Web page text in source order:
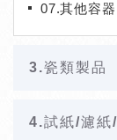
07.其他容器
3.瓷類製品
4.試紙/濾紙